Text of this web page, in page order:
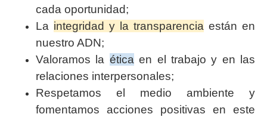
cada oportunidad;
La integridad y la transparencia están en
nuestro ADN;
Valoramos la éticaen el trabajo y en las
relaciones interpersonales;
Respetamos el medio ambiente y
fomentamos acciones positivas en este